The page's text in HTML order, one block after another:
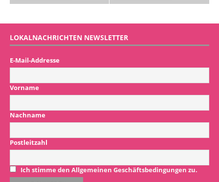
LOKALNACHRICHTEN NEWSLETTER
E-Mail-Addresse
Vorname
Nachname
Postleitzahl
Ich stimme den Allgemeinen Geschäftsbedingungen zu.